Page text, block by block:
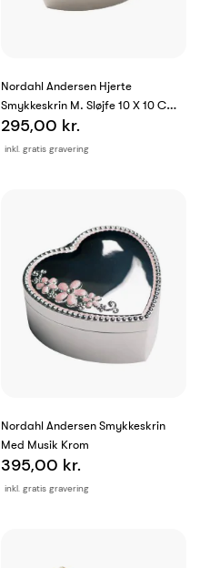
Nordahl Andersen Hjerte
Smykkeskrin M. Sløjfe 10 X 10 Cm
Krom
inkl. gratis gravering
295,00 kr.
Nordahl Andersen Smykkeskrin
Med Musik Krom
inkl. gratis gravering
395,00 kr.